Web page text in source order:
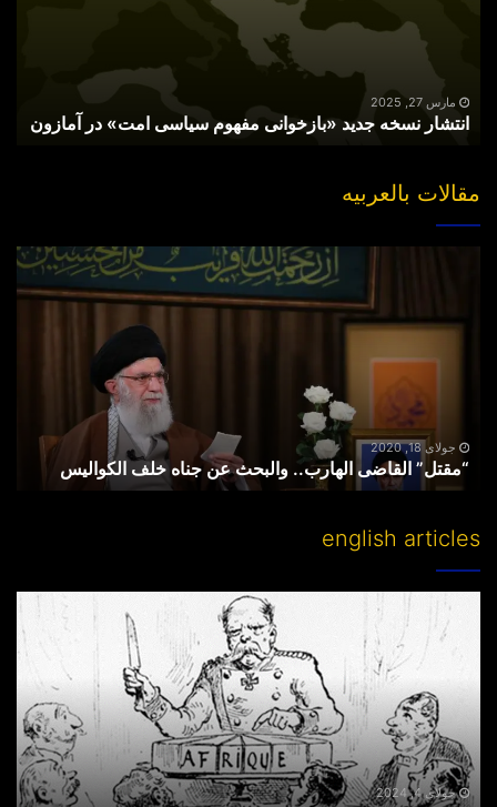
آمازونمارس 27, 2025
انتشار نسخه جدید «بازخوانی مفهوم سیاسی امت» در آمازون
مقالات بالعربیه
والبحث
جولای 18, 2020
“مقتل” القاضی الهارب.. والبحث عن جناه خلف الکوالیس
english articles
others’
جولای 4, 2024